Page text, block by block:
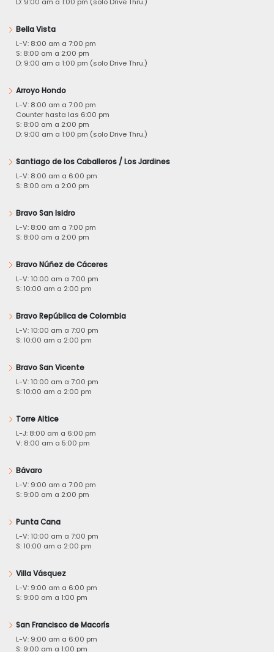
Bella Vista
L-V: 8:00 am a 7:00 pm
S: 8:00 am a 2:00 pm
D: 9:00 am a 1:00 pm (solo Drive Thru.)
Arroyo Hondo
L-V: 8:00 am a 7:00 pm
Counter hasta las 6:00 pm
S: 8:00 am a 2:00 pm
D: 9:00 am a 1:00 pm (solo Drive Thru.)
Santiago de los Caballeros / Los Jardines
L-V: 8:00 am a 6:00 pm
S: 8:00 am a 2:00 pm
Bravo San Isidro
L-V: 8:00 am a 7:00 pm
S: 8:00 am a 2:00 pm
Bravo Núñez de Cáceres
L-V: 10:00 am a 7:00 pm
S: 10:00 am a 2:00 pm
Bravo República de Colombia
L-V: 10:00 am a 7:00 pm
S: 10:00 am a 2:00 pm
Bravo San Vicente
L-V: 10:00 am a 7:00 pm
S: 10:00 am a 2:00 pm
Torre Altice
L-J: 8:00 am a 6:00 pm
V: 8:00 am a 5:00 pm
Bávaro
L-V: 9:00 am a 7:00 pm
S: 9:00 am a 2:00 pm
Punta Cana
L-V: 10:00 am a 7:00 pm
S: 10:00 am a 2:00 pm
Villa Vásquez
L-V: 9:00 am a 6:00 pm
S: 9:00 am a 1:00 pm
San Francisco de Macorís
L-V: 9:00 am a 6:00 pm
S: 9:00 am a 1:00 pm